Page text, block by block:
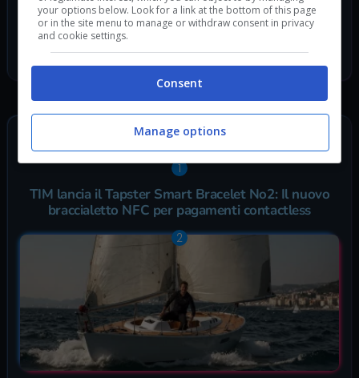
Twitch
Telegram
Discord
TIM lancia il Tapster Smart Bracelet No2: Il nuovo
braccialetto NFC per pagamenti contactless
your options below. Look for a link at the bottom of this page
or in the site menu to manage or withdraw consent in privacy
and cookie settings.
Consent
Manage options